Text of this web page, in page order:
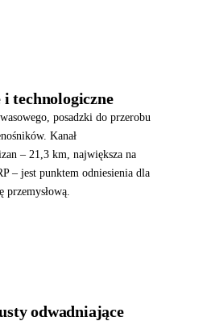
technologiczne
posadzki do przerobu
Kanał
– 21,3 km, największa na
– jest punktem odniesienia dla
przemysłową.
odwadniające